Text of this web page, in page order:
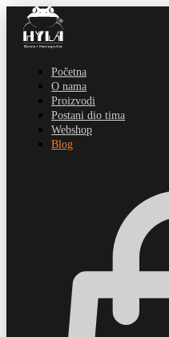
Početna
O nama
Proizvodi
Postani dio tima
Webshop
Blog